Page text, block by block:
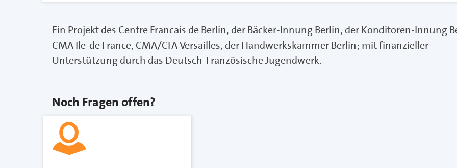
Ein Projekt des Centre Francais de Berlin, der Bäcker-Innung Berlin, der Konditoren-Innung
CMA Ile-de France, CMA/CFA Versailles, der Handwerkskammer Berlin; mit finanzieller
Unterstützung durch das Deutsch-Französische Jugendwerk.
Noch Fragen offen?